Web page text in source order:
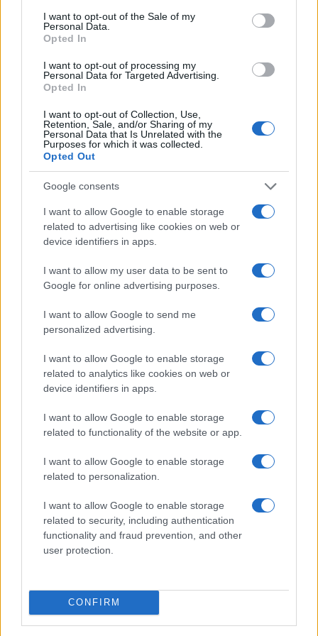
I want to opt-out of the Sale of my
Personal Data.
Opted In
I want to opt-out of processing my
Personal Data for Targeted Advertising.
Opted In
I want to opt-out of Collection, Use,
Retention, Sale, and/or Sharing of my
Personal Data that Is Unrelated with the
Purposes for which it was collected.
Opted Out
Google consents
I want to allow Google to enable storage
related to advertising like cookies on web or
device identifiers in apps.
I want to allow my user data to be sent to
Google for online advertising purposes.
I want to allow Google to send me
personalized advertising.
I want to allow Google to enable storage
related to analytics like cookies on web or
device identifiers in apps.
I want to allow Google to enable storage
related to functionality of the website or app.
I want to allow Google to enable storage
related to personalization.
I want to allow Google to enable storage
related to security, including authentication
functionality and fraud prevention, and other
user protection.
CONFIRM
della storia del XX secolo, ad uso e consumo
soprattutto interno ma non solo. Putin ha due
esigenze: compattare i ranghi in un Paese sempre
più complesso e sfaccettato e sedere al tavolo dei
rischia di essere un eterno “vorrei ma non posso
una superpotenza regionale schiacciata tra Cina e
occidente, le cui incursioni per riaffermare la
propria presunta influenza su Paesi vicini e
lontani assomigliano a quelle di un elefante in
una cristalleria. Il caso Ucraina è una ferita aperta
nel cuore dell’Europa, che le cancellerie
dimostrando ancora una volta la loro scarsa
lungimiranza. Ma i dossier libico e siriano non
sono meno scottanti. L’onda di nazionalismo su
cui ha scommesso Putin è un collante che a lungo
termine non può tenere: vanno bene le parate
militari per il 75mo anniversario della
Grande
Guerra Patriottica(quest’anno peraltro piuttosto
gli articoli di
propagandasulle riviste americane, ma c’è da
classe dirigente, soprattutto in un momento di
crisi economica generale che rischia di minare
seriamente le fondamenta del sistema. Anche la
gestione delCovid-19, nonostante le dichiarazioni
di circostanza, appare incerta: Mosca riapre, è
vero, ed è il villagio Potemkin in cui risiede la
periferia dell’impero è più fosca. Nella stessa San
Pietroburgo i contagi continuano a crescere, ma